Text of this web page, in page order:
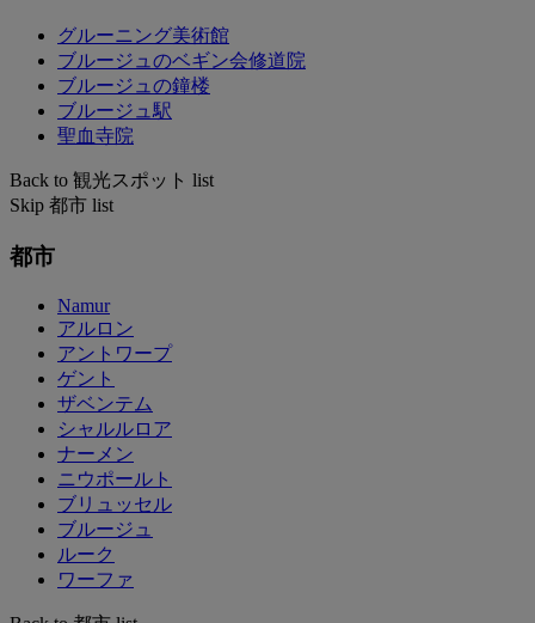
グルーニング美術館
ブルージュのベギン会修道院
ブルージュの鐘楼
ブルージュ駅
聖血寺院
Back to 観光スポット list
Skip 都市 list
都市
Namur
アルロン
アントワープ
ゲント
ザベンテム
シャルルロア
ナーメン
ニウポールト
ブリュッセル
ブルージュ
ルーク
ワーファ